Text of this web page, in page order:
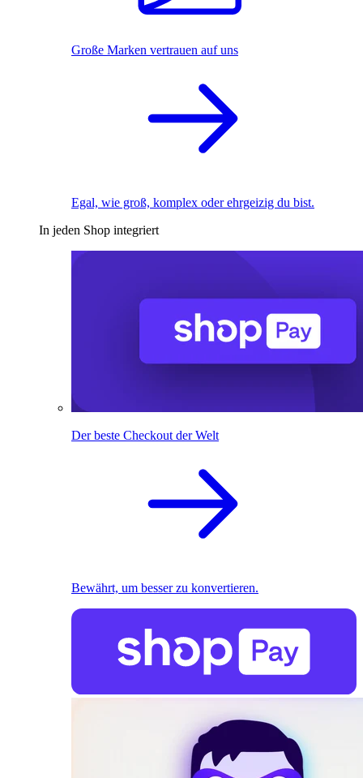
Große Marken vertrauen auf uns
Egal, wie groß, komplex oder ehrgeizig du bist.
In jeden Shop integriert
Der beste Checkout der Welt
Bewährt, um besser zu konvertieren.